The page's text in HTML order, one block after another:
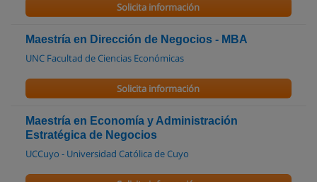
Solicita información
Maestría en Dirección de Negocios - MBA
UNC Facultad de Ciencias Económicas
Solicita información
Maestría en Economía y Administración
Estratégica de Negocios
UCCuyo - Universidad Católica de Cuyo